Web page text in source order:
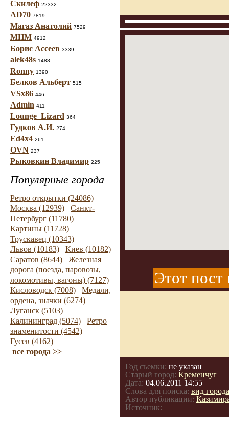
Скилеф 22332
AD70 7819
Магаз Анатолий 7529
МНМ 4912
Борис Ассеев 3339
alek48s 1488
Ronny 1390
Белков Альберт 515
VSx86 446
Admin 411
Lounge_Lizard 364
Гудков А.И. 274
Ed4x4 261
OVN 237
Рыковкин Владимир 225
Популярные города
Ретро открытки (24086)
Москва (12939)
Санкт-
Петербург (11780)
Картины (11728)
Трускавец (10343)
Львов (10183)
Киев (10182)
Саратов (8644)
Железная
дорога (поезда, паровозы,
локомотивы, вагоны) (7127)
Кисловодск (7008)
Медали,
ордена, значки (6274)
Луганск (5103)
Калининград (5074)
Ретро
знаменитости (4542)
Гусев (4162)
все города >>
Этот пост
Год съемки: не указан
Старый город: Кременчуг
Дата: 04.06.2011 14:55
Слова для поиска: вид города
Автор публикации:
Источник: